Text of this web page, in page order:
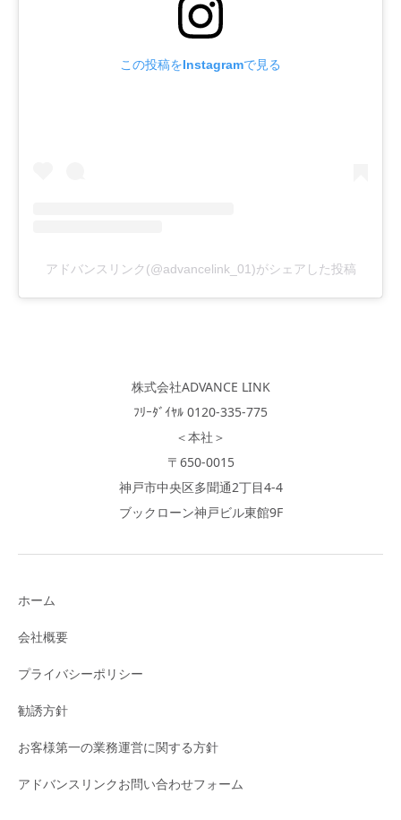
この投稿をInstagramで見る
アドバンスリンク(@advancelink_01)がシェアした投稿
株式会社ADVANCE LINK
ﾌﾘｰﾀﾞｲﾔﾙ 0120-335-775
＜本社＞
〒650-0015
神戸市中央区多聞通2丁目4-4
ブックローン神戸ビル東館9F
ホーム
会社概要
プライバシーポリシー
勧誘方針
お客様第一の業務運営に関する方針
アドバンスリンクお問い合わせフォーム